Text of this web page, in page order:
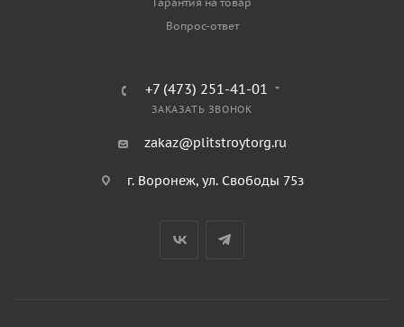
Вопрос-ответ
+7 (473) 251-41-01
ЗАКАЗАТЬ ЗВОНОК
zakaz@plitstroytorg.ru
г. Воронеж, ул. Свободы 75з